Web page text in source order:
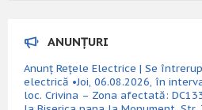
ANUNȚURI
Anunț Rețele Electrice | Se
electrică •Joi, 06.08.2026, în
loc. Crivina – Zona afectată: